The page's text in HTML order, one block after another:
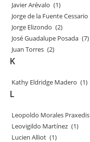
Javier Arévalo (1)
Jorge de la Fuente Cessario
Jorge Elizondo (2)
José Guadalupe Posada (7)
Juan Torres (2)
K
Kathy Eldridge Madero (1)
L
Leopoldo Morales Praxedis
Leovigildo Martínez (1)
Lucien Alliot (1)